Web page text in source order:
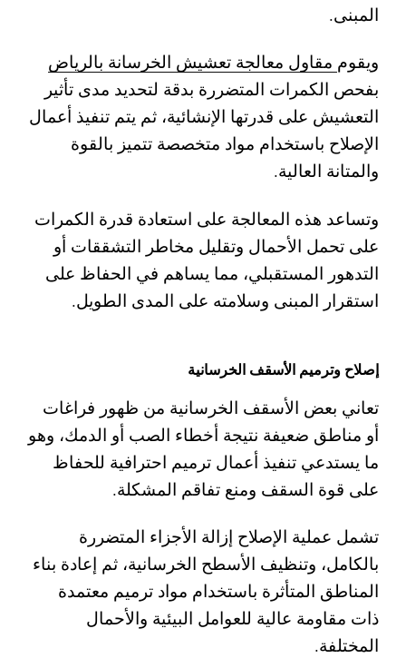
المبنى.
ويقوم مقاول معالجة تعشيش الخرسانة بالرياض
بفحص الكمرات المتضررة بدقة لتحديد مدى تأثير
التعشيش على قدرتها الإنشائية، ثم يتم تنفيذ أعمال
الإصلاح باستخدام مواد متخصصة تتميز بالقوة
والمتانة العالية.
وتساعد هذه المعالجة على استعادة قدرة الكمرات
على تحمل الأحمال وتقليل مخاطر التشققات أو
التدهور المستقبلي، مما يساهم في الحفاظ على
استقرار المبنى وسلامته على المدى الطويل.
إصلاح وترميم الأسقف الخرسانية
تعاني بعض الأسقف الخرسانية من ظهور فراغات
أو مناطق ضعيفة نتيجة أخطاء الصب أو الدمك، وهو
ما يستدعي تنفيذ أعمال ترميم احترافية للحفاظ
على قوة السقف ومنع تفاقم المشكلة.
تشمل عملية الإصلاح إزالة الأجزاء المتضررة
بالكامل، وتنظيف الأسطح الخرسانية، ثم إعادة بناء
المناطق المتأثرة باستخدام مواد ترميم معتمدة
ذات مقاومة عالية للعوامل البيئية والأحمال
المختلفة.